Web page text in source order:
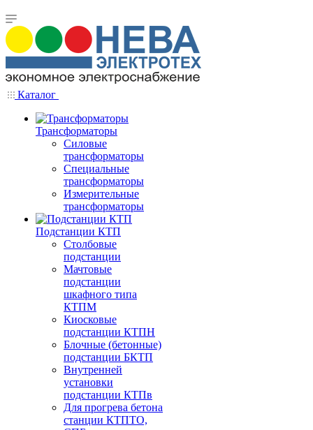
Каталог
Трансформаторы
Силовые
трансформаторы
Специальные
трансформаторы
Измерительные
трансформаторы
Подстанции КТП
Столбовые
подстанции
Мачтовые
подстанции
шкафного типа
КТПМ
Киосковые
подстанции КТПН
Блочные (бетонные)
подстанции БКТП
Внутренней
установки
подстанции КТПв
Для прогрева бетона
станции КТПТО,